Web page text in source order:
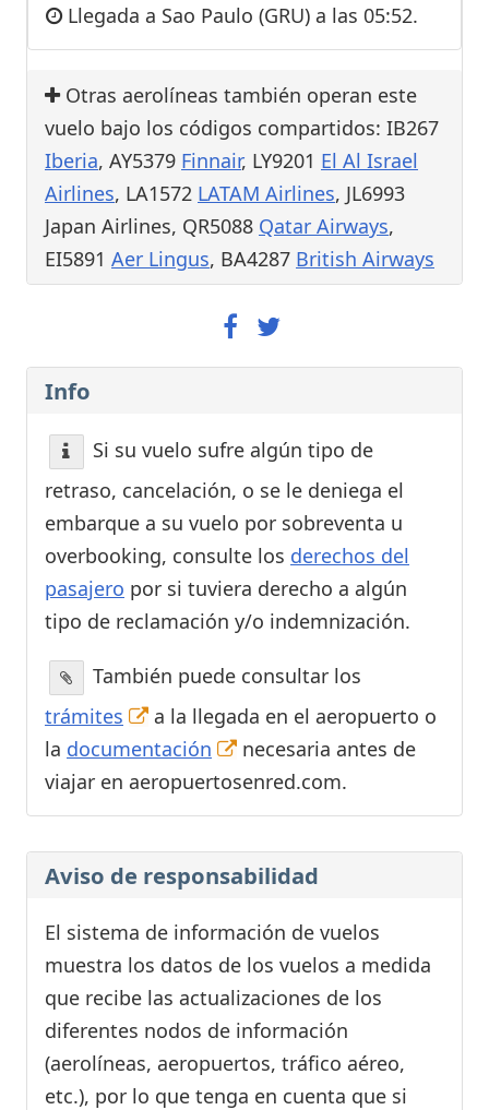
Llegada a Sao Paulo (GRU) a las 05:52.
Otras aerolíneas también operan este
vuelo bajo los códigos compartidos: IB267
Iberia, AY5379 Finnair, LY9201 El Al Israel
Airlines, LA1572 LATAM Airlines, JL6993
Japan Airlines, QR5088 Qatar Airways,
EI5891 Aer Lingus, BA4287 British Airways
Info
Si su vuelo sufre algún tipo de
retraso, cancelación, o se le deniega el
embarque a su vuelo por sobreventa u
overbooking, consulte los derechos del
pasajero por si tuviera derecho a algún
tipo de reclamación y/o indemnización.
También puede consultar los
trámites
a la llegada en el aeropuerto o
la documentación
necesaria antes de
viajar en aeropuertosenred.com.
Aviso de responsabilidad
El sistema de información de vuelos
muestra los datos de los vuelos a medida
que recibe las actualizaciones de los
diferentes nodos de información
(aerolíneas, aeropuertos, tráfico aéreo,
etc.), por lo que tenga en cuenta que si